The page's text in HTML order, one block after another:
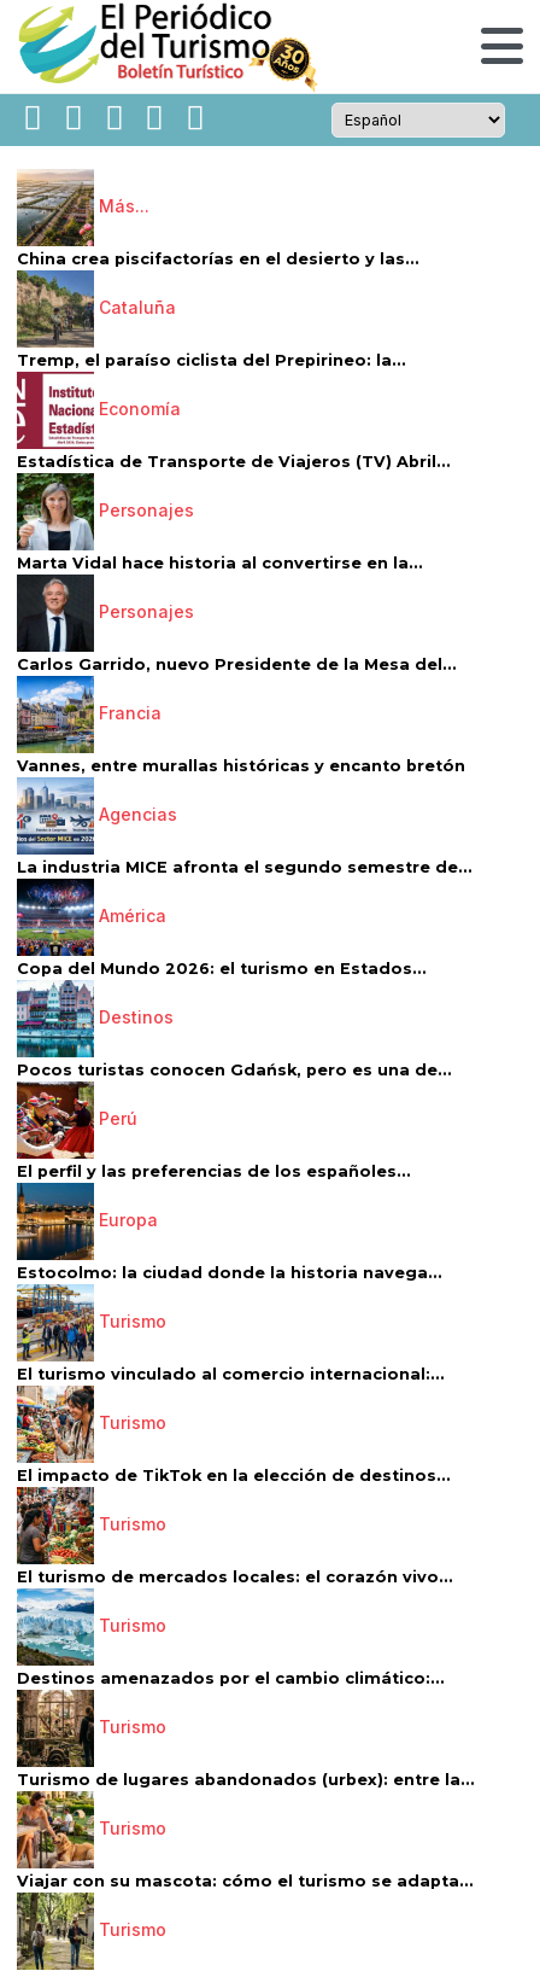
Más...
China crea piscifactorías en el desierto y las...
Cataluña
Tremp, el paraíso ciclista del Prepirineo: la...
Economía
Estadística de Transporte de Viajeros (TV) Abril...
Personajes
Marta Vidal hace historia al convertirse en la...
Personajes
Carlos Garrido, nuevo Presidente de la Mesa del...
Francia
Vannes, entre murallas históricas y encanto bretón
Agencias
La industria MICE afronta el segundo semestre de...
América
Copa del Mundo 2026: el turismo en Estados...
Destinos
Pocos turistas conocen Gdańsk, pero es una de...
Perú
El perfil y las preferencias de los españoles...
Europa
Estocolmo: la ciudad donde la historia navega...
Turismo
El turismo vinculado al comercio internacional:...
Turismo
El impacto de TikTok en la elección de destinos...
Turismo
El turismo de mercados locales: el corazón vivo...
Turismo
Destinos amenazados por el cambio climático:...
Turismo
Turismo de lugares abandonados (urbex): entre la...
Turismo
Viajar con su mascota: cómo el turismo se adapta...
Turismo